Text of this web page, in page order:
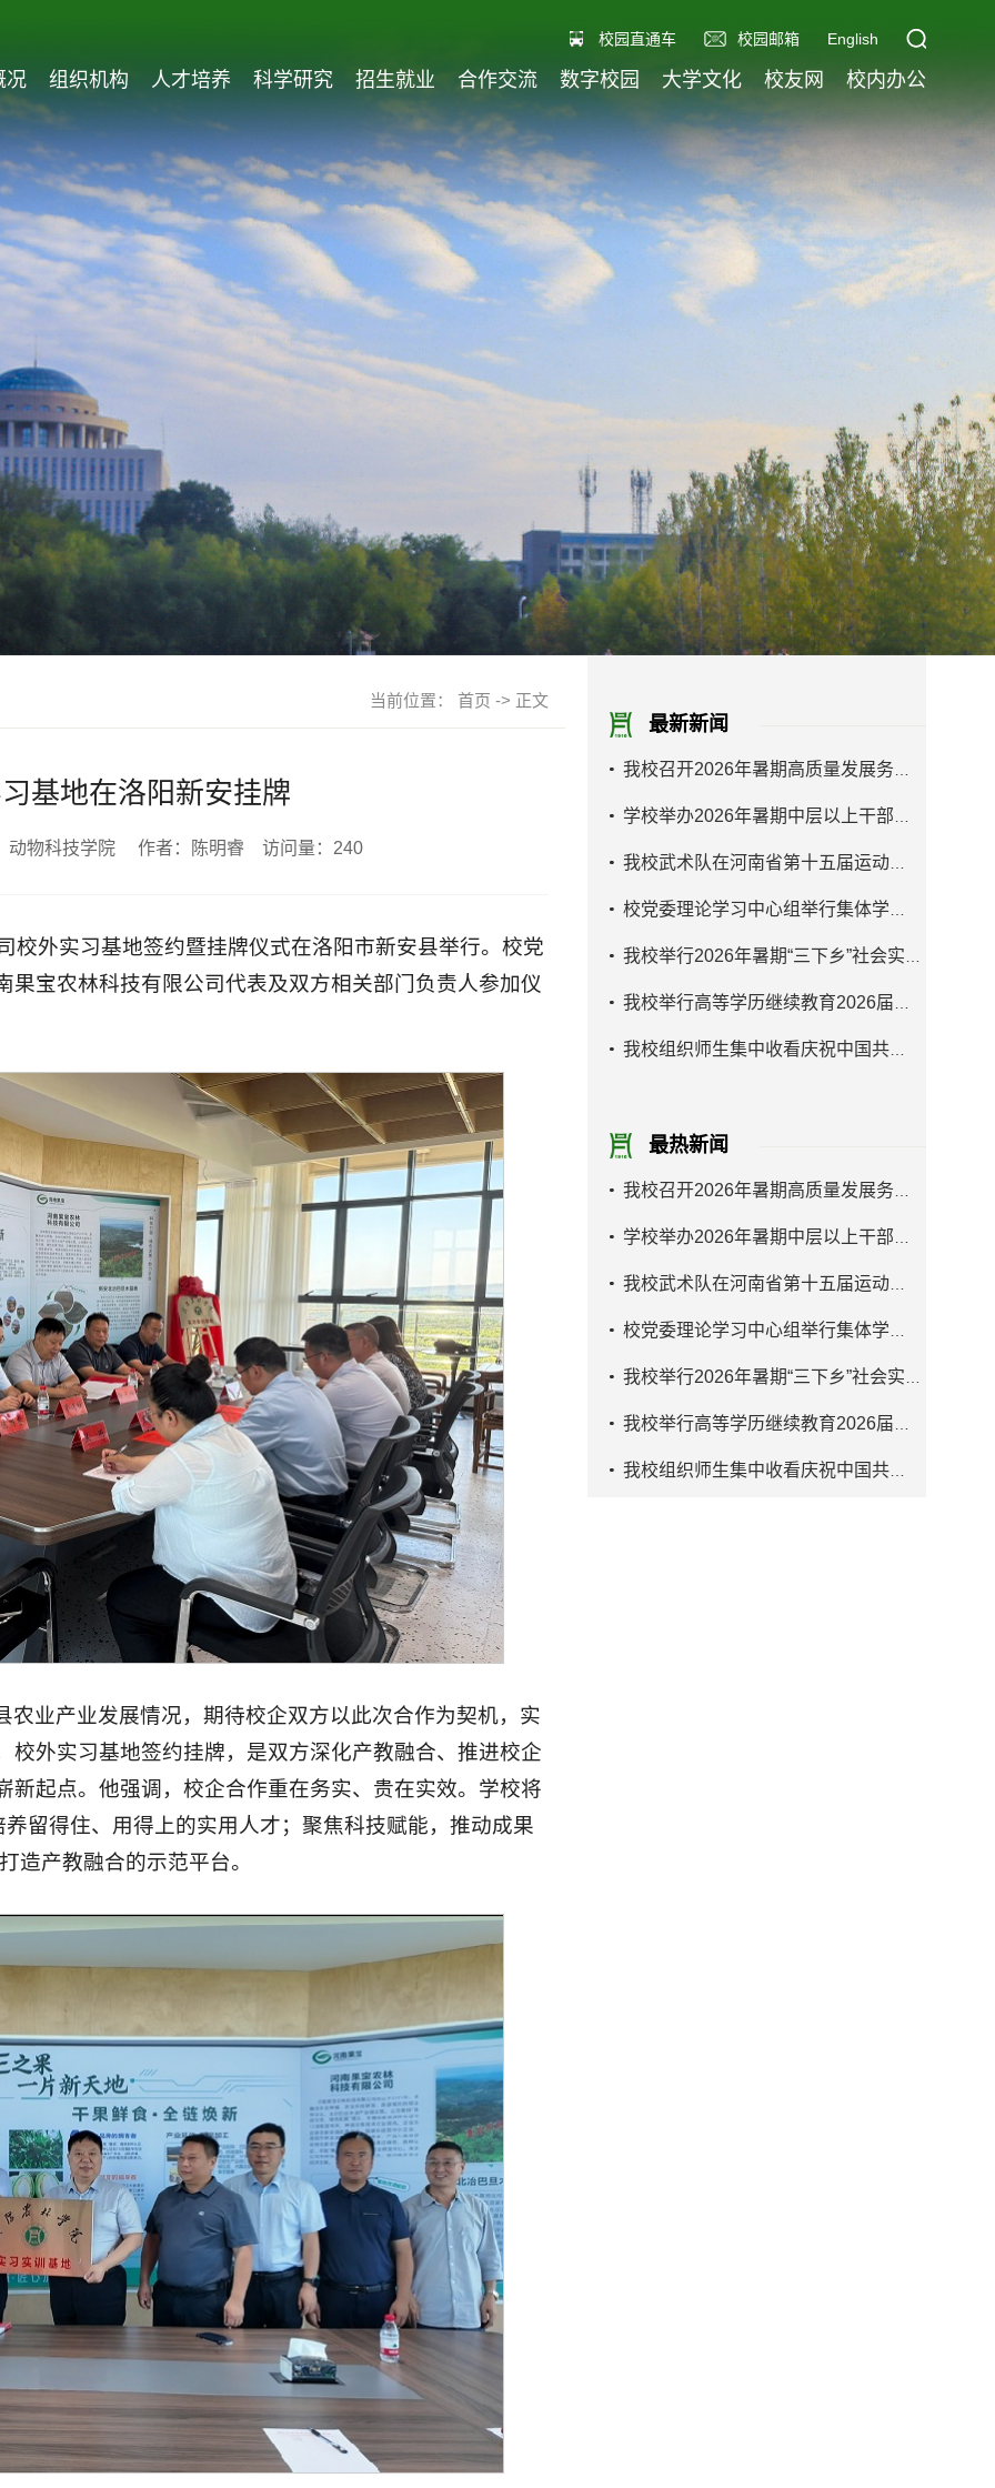
校园直通车 校园邮箱 English
况 组织机构 人才培养 科学研究 招生就业 合作交流 数字校园 大学文化 校友网 校内办公
当前位置： 首页 -> 正文
基地在洛阳新安挂牌
动物科技学院 作者：陈明睿 访问量： 240
校外实习基地签约暨挂牌仪式在洛阳市新安县举行。校党
宝农林科技有限公司代表及双方相关部门负责人参加仪
业产业发展情况，期待校企双方以此次合作为契机，实
外实习基地签约挂牌，是双方深化产教融合、推进校企
起点。他强调，校企合作重在务实、贵在实效。学校将
留得住、用得上的实用人才；聚焦科技赋能，推动成果
造产教融合的示范平台。
最新新闻
最热新闻